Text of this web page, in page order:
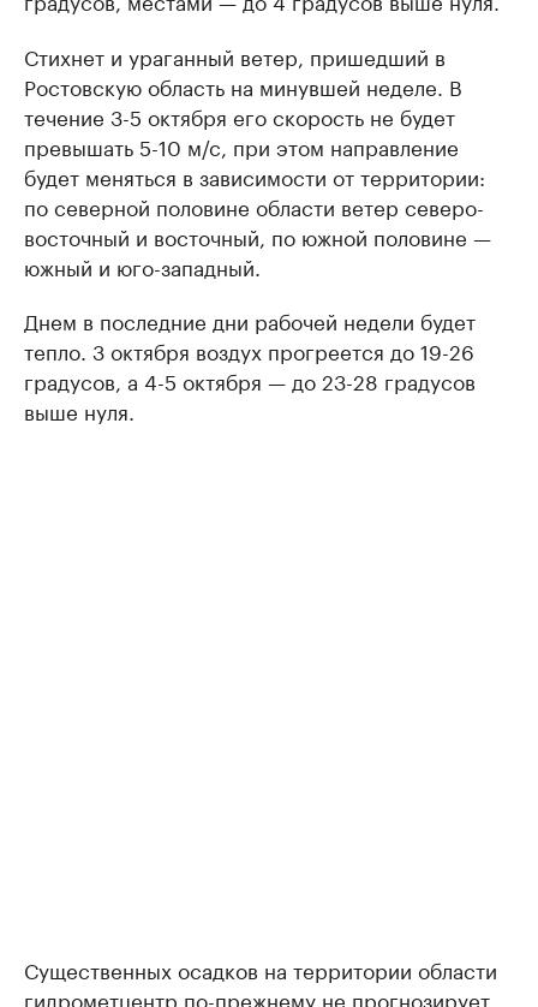
Стихнет и ураганный ветер, пришедший в
Ростовскую область на минувшей неделе. В
течение 3-5 октября его скорость не будет
превышать 5-10 м/с, при этом направление
будет меняться в зависимости от территории:
по северной половине области ветер северо-
восточный и восточный, по южной половине —
южный и юго-западный.
Днем в последние дни рабочей недели будет
тепло. 3 октября воздух прогреется до 19-26
градусов, а 4-5 октября — до 23-28 градусов
выше нуля.
Существенных осадков на территории области
гидрометцентр по-прежнему не прогнозирует.